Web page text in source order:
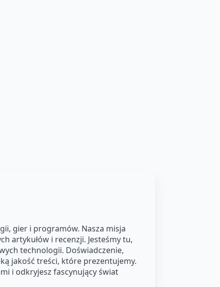
gier i programów. Nasza misja
artykułów i recenzji. Jesteśmy tu,
technologii. Doświadczenie,
jakość treści, które prezentujemy.
i odkryjesz fascynujący świat